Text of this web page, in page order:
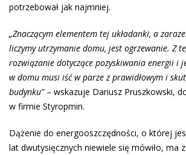
potrzebował jak najmniej.
„Znaczącym elementem tej układanki, a
liczymy utrzymanie domu, jest ogrzewanie. Z
rozwiązanie dotyczące pozyskiwania energii i
w domu musi iść w parze z prawidłowym i
budynku”– wskazuje Dariusz Pruszkowski,
w firmie Styropmin.
Dążenie do energooszczędności, o której
lat dwutysięcznych niewiele się mówiło, ma